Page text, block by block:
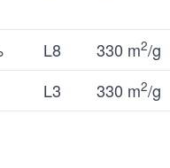
L8 330 m2/g
L3 330 m2/g